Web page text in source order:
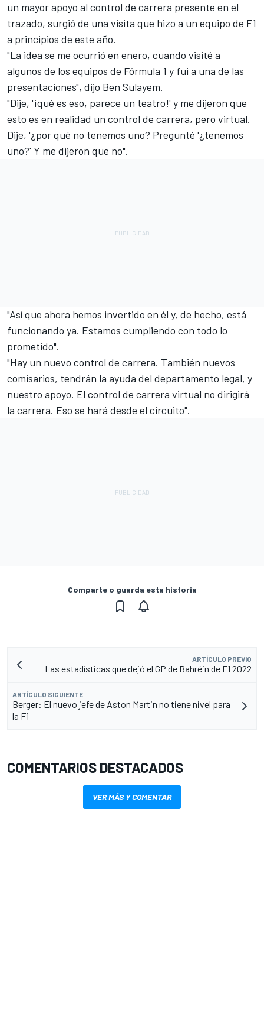
un mayor apoyo al control de carrera presente en el
trazado, surgió de una visita que hizo a un equipo de F1
a principios de este año.
"La idea se me ocurrió en enero, cuando visité a
algunos de los equipos de Fórmula 1 y fui a una de las
presentaciones", dijo Ben Sulayem.
"Dije, '¡qué es eso, parece un teatro!' y me dijeron que
esto es en realidad un control de carrera, pero virtual.
Dije, '¿por qué no tenemos uno? Pregunté '¿tenemos
uno?' Y me dijeron que no".
"Así que ahora hemos invertido en él y, de hecho, está
funcionando ya. Estamos cumpliendo con todo lo
prometido".
"Hay un nuevo control de carrera. También nuevos
comisarios, tendrán la ayuda del departamento legal, y
nuestro apoyo. El control de carrera virtual no dirigirá
la carrera. Eso se hará desde el circuito".
Comparte o guarda esta historia
ARTÍCULO PREVIO
Las estadísticas que dejó el GP de Bahréin de F1 2022
ARTÍCULO SIGUIENTE
Berger: El nuevo jefe de Aston Martin no tiene nivel para
la F1
COMENTARIOS DESTACADOS
VER MÁS Y COMENTAR